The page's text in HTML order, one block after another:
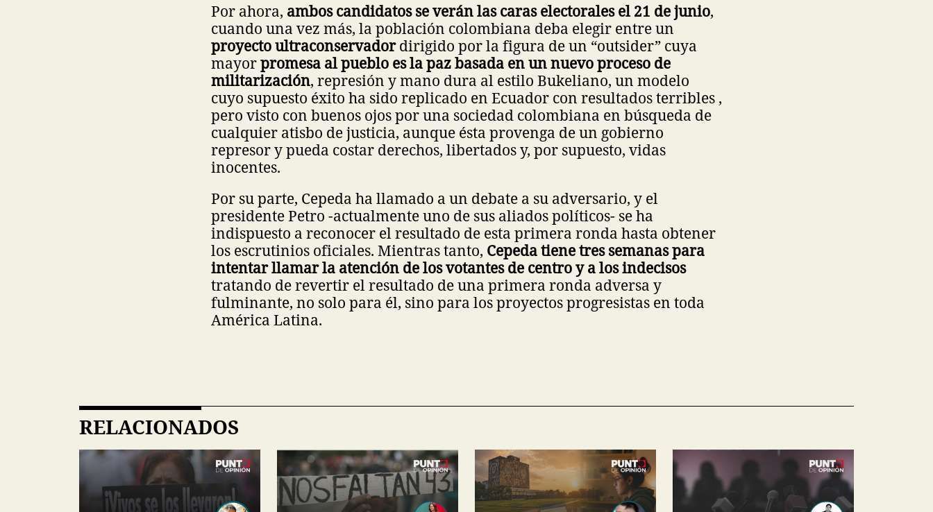
Por ahora, ambos candidatos se verán las caras electorales el 21 de junio,
cuando una vez más, la población colombiana deba elegir entre un
proyecto ultraconservadordirigido por la figura de un “outsider” cuya
mayorpromesa al pueblo es la paz basada en un nuevo proceso de
militarización, represión y mano dura al estilo Bukeliano, un modelo
cuyo supuesto éxito ha sido replicado en Ecuador con resultados terribles ,
pero visto con buenos ojos por una sociedad colombiana en búsqueda de
cualquier atisbo de justicia, aunque ésta provenga de un gobierno
represor y pueda costar derechos, libertados y, por supuesto, vidas
inocentes.
Por su parte, Cepeda ha llamado a un debate a su adversario, y el
presidente Petro -actualmente uno de sus aliados políticos- se ha
indispuesto a reconocer el resultado de esta primera ronda hasta obtener
los escrutinios oficiales. Mientras tanto, Cepeda tiene tres semanas para
intentar llamar la atención de los votantes de centro y a los indecisos
tratando de revertir el resultado de una primera ronda adversa y
fulminante, no solo para él, sino para los proyectos progresistas en toda
América Latina.
RELACIONADOS